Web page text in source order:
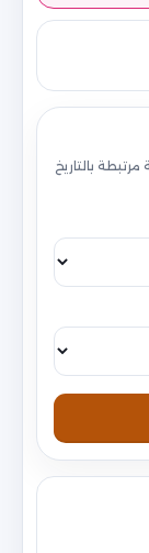
مرتبطة بالتاريخ